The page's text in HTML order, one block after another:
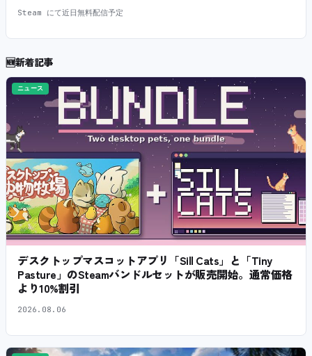
Steam にて近日無料配信予定
🆕新着記事
ニュース
デスクトップマスコットアプリ「Sill Cats」と「Tiny
Pasture」のSteamバンドルセットが販売開始。通常価格
より10%割引
2026.08.06